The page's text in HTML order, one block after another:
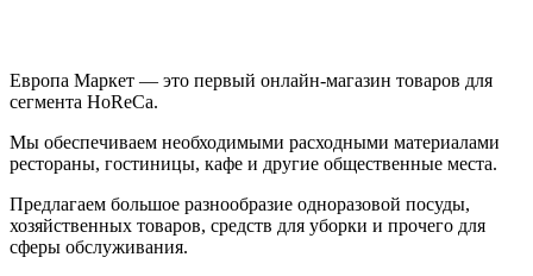
Европа Маркет — это первый онлайн-магазин товаров для
сегмента HoReCa.
Мы обеспечиваем необходимыми расходными материалами
рестораны, гостиницы, кафе и другие общественные места.
Предлагаем большое разнообразие одноразовой посуды,
хозяйственных товаров, средств для уборки и прочего для
сферы обслуживания.